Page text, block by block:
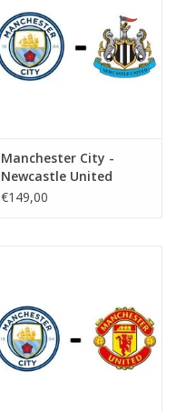
Manchester City -
Newcastle United
€149,00